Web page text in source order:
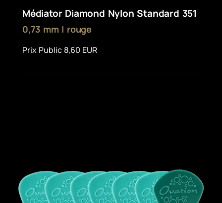
Médiator Diamond Nylon Standard 351
0,73 mm | rouge
Prix Public 8,60 EUR